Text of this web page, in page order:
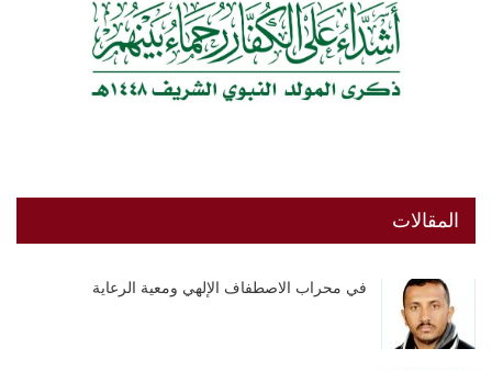
المقالات
في محراب الاصطفاف الإلهي ومعية الرعاية